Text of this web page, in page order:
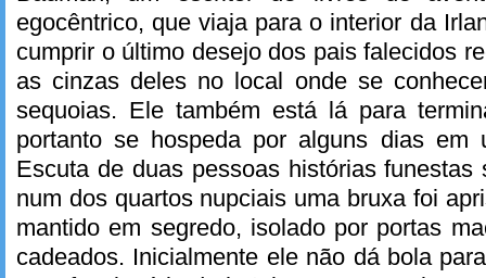
egocêntrico, que viaja para o interior da
cumprir o último desejo dos pais falecidos
as cinzas deles no local onde se
sequoias. Ele também está lá para
portanto se hospeda por alguns dias em
Escuta de duas pessoas histórias funestas
num dos quartos nupciais uma bruxa foi
mantido em segredo, isolado por portas
cadeados. Inicialmente ele não dá bola